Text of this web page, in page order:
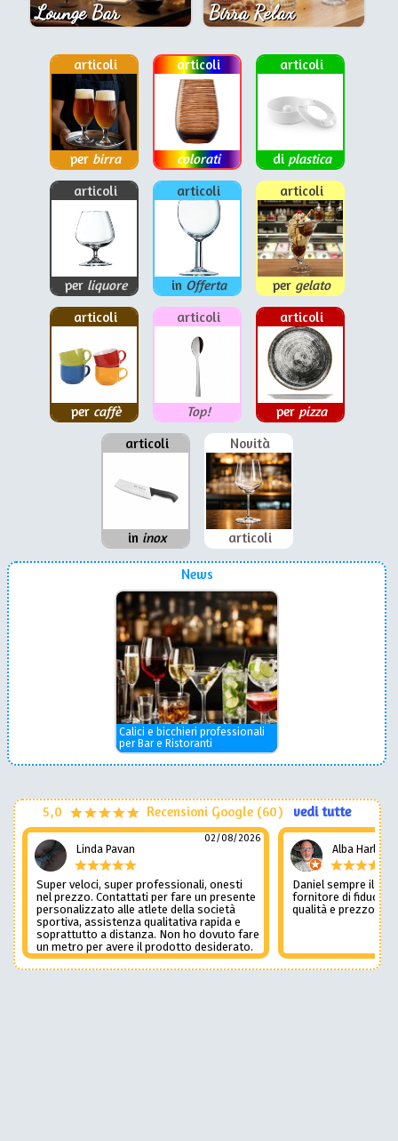
Lounge Bar Birra Relax
articoli
per birra
articoli
colorati
articoli
di plastica
articoli
per liquore
articoli
in Offerta
articoli
per gelato
articoli
per caffè
articoli
Top!
articoli
per pizza
articoli
in inox
Novità
articoli
News
Calici e bicchieri professionali
per Bar e Ristoranti
5,0 Recensioni Google (60) vedi tutte
Linda Pavan
02/08/2026
Super veloci, super professionali, onesti
nel prezzo. Contattati per fare un presente
personalizzato alle atlete della società
sportiva, assistenza qualitativa rapida e
soprattutto a distanza. Non ho dovuto fare
un metro per avere il prodotto desiderato.
Una assistenza del genere è rara e
preziosa. Credo li contatterò ancora in
Alba Harley
Daniel sempre il
fornitore di fiducia
qualità e prezzo